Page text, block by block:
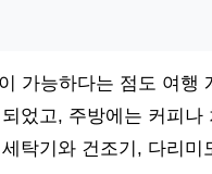
가능하다는 점도 여행
었고, 주방에는 커피
탁기와 건조기, 다리